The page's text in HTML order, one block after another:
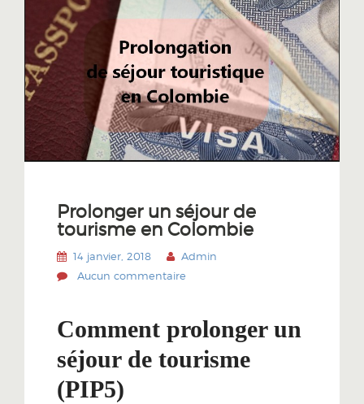
Prolonger un séjour de
tourisme en Colombie
14 janvier, 2018
Admin
Aucun commentaire
Comment prolonger un
séjour de tourisme
(PIP5)